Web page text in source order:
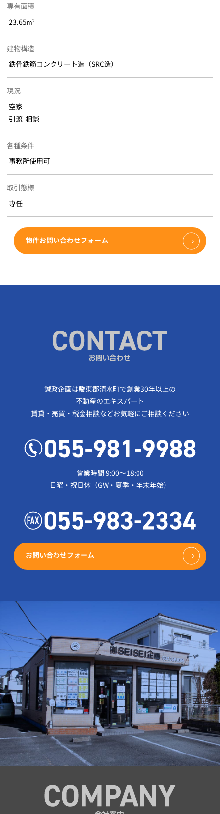
専有面積
23.65m2
建物構造
鉄骨鉄筋コンクリート造（SRC造）
現況
空家
引渡 相談
各種条件
事務所使用可
取引態様
専任
物件お問い合わせフォーム
誠政企画は駿東郡清水町で創業30年以上の
不動産のエキスパート
賃貸・売買・税金相談などお気軽にご相談ください
営業時間 9:00～18:00
日曜・祝日休（GW・夏季・年末年始）
お問い合わせフォーム